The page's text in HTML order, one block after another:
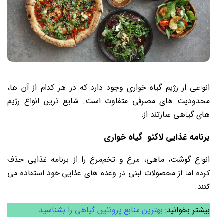
انواعی از رژیم‌ گیاه خواری وجود دارد که در هر کدام از آن‌ ها،
محدودیت ‌های مصرفی متفاوت است. شایع ‌ترین انواع رژیم‌
های گیاهی عبارتند از:
برنامه غذایی لاکتو گیاه خواری
انواع گوشت، ماهی، مرغ و تخم‌مرغ را از برنامه غذایی حذف
کرده اما از محصولات لبنی در وعده‌ های غذایی خود استفاده می
کنند.
بیشتر بخوانید: بهترین منابع پروتئین گیاهی را بشناسید